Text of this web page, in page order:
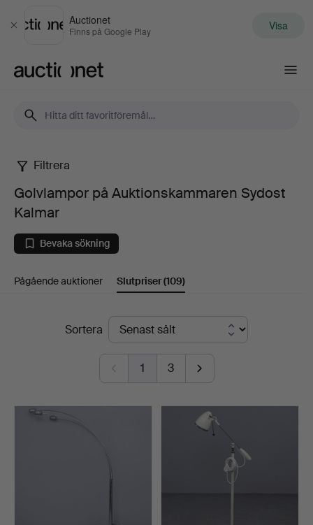
Stäng
Auctionet
Finns på Google Play Visa
Golvlampor
på
Auktionskammaren
Sydost
Filtrera
Golvlampor på Auktionskammaren Sydost
Kalmar
Bevaka sökning
Pågående auktioner Slutpriser(109)
SlutpriserSortera
1 3